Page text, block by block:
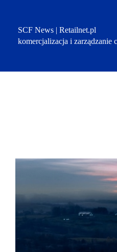
SCF News | Retailnet.pl
komercjalizacja i zarządzanie